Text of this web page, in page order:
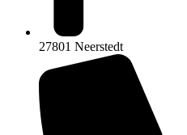
27801 Neerstedt